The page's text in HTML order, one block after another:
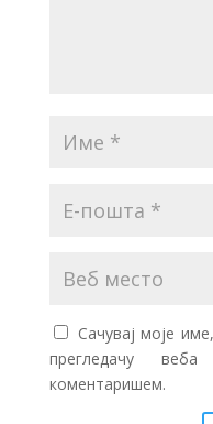
Сачувај моје
прегледачу
коментаришем.